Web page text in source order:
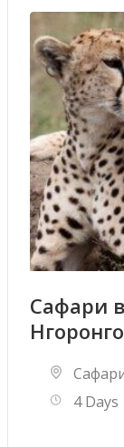
Сафари
4 Days